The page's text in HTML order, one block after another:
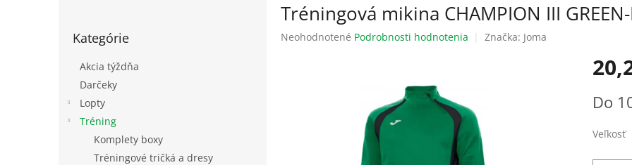
kategórie
Kategórie
Akcia týždňa
Darčeky
Lopty
Tréning
Komplety boxy
Tréningové tričká a dresy
Tréningová mikina CHAMPION III
Priemerné
Neohodnotené Podrobnosti hodnotenia Značka: Joma
cena:
Do
Veľkosť